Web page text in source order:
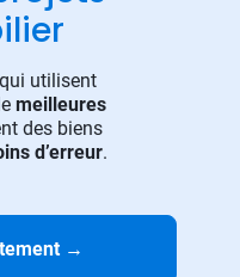
utilisent
meilleures
des biens
d’erreur.
→